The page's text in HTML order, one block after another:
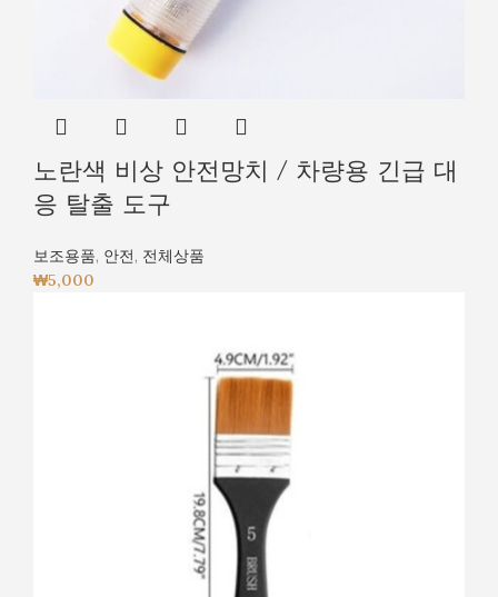
노란색 비상 안전망치 / 차량용 긴급 대
응 탈출 도구
보조용품, 안전, 전체상품
₩5,000